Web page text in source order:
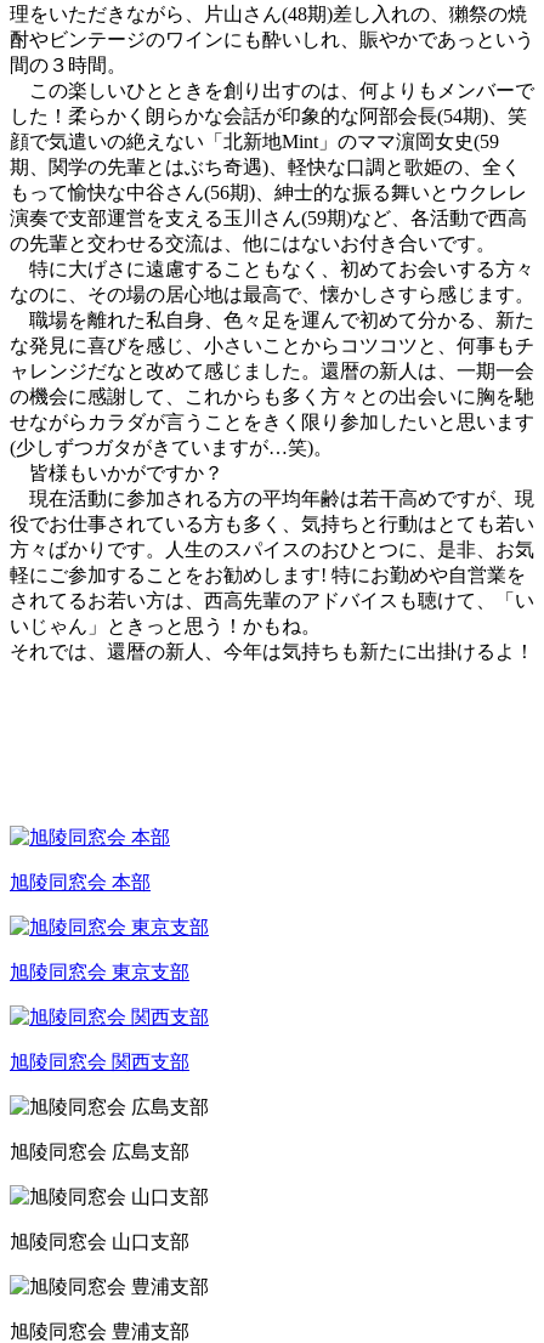
理をいただきながら、片山さん(48期)差し入れの、獺祭の焼
酎やビンテージのワインにも酔いしれ、賑やかであっという
間の３時間。
この楽しいひとときを創り出すのは、何よりもメンバーで
した！柔らかく朗らかな会話が印象的な阿部会長(54期)、笑
顔で気遣いの絶えない「北新地Mint」のママ濵岡女史(59
期、関学の先輩とはぶち奇遇)、軽快な口調と歌姫の、全く
もって愉快な中谷さん(56期)、紳士的な振る舞いとウクレレ
演奏で支部運営を支える玉川さん(59期)など、各活動で西高
の先輩と交わせる交流は、他にはないお付き合いです。
特に大げさに遠慮することもなく、初めてお会いする方々
なのに、その場の居心地は最高で、懐かしさすら感じます。
職場を離れた私自身、色々足を運んで初めて分かる、新た
な発見に喜びを感じ、小さいことからコツコツと、何事もチ
ャレンジだなと改めて感じました。還暦の新人は、一期一会
の機会に感謝して、これからも多く方々との出会いに胸を馳
せながらカラダが言うことをきく限り参加したいと思います
(少しずつガタがきていますが…笑)。
皆様もいかがですか？
現在活動に参加される方の平均年齢は若干高めですが、現
役でお仕事されている方も多く、気持ちと行動はとても若い
方々ばかりです。人生のスパイスのおひとつに、是非、お気
軽にご参加することをお勧めします! 特にお勤めや自営業を
されてるお若い方は、西高先輩のアドバイスも聴けて、「い
いじゃん」ときっと思う！かもね。
それでは、還暦の新人、今年は気持ちも新たに出掛けるよ！
旭陵同窓会 本部
旭陵同窓会 東京支部
旭陵同窓会 関西支部
旭陵同窓会 広島支部
旭陵同窓会 山口支部
旭陵同窓会 豊浦支部